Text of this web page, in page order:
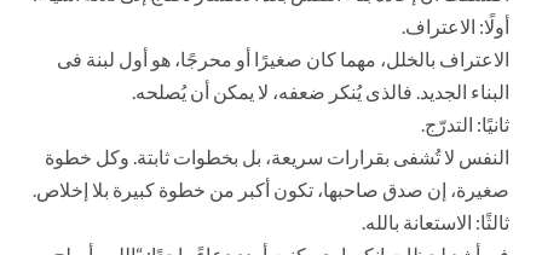
أولًا: الاعتراف.
الاعتراف بالخلل، مهما كان صغيرًا أو محرجًا، هو أول لبنة فى
البناء الجديد. فالذى يُنكر ضعفه، لا يمكن أن يُصلحه.
ثانيًا: التدرّج.
النفس لا تُشفى بقرارات سريعة، بل بخطوات ثابتة. وكل خطوة
صغيرة، إن صدق صاحبها، تكون أكبر من خطوة كبيرة بلا إخلاص.
ثالثًا: الاستعانة بالله.